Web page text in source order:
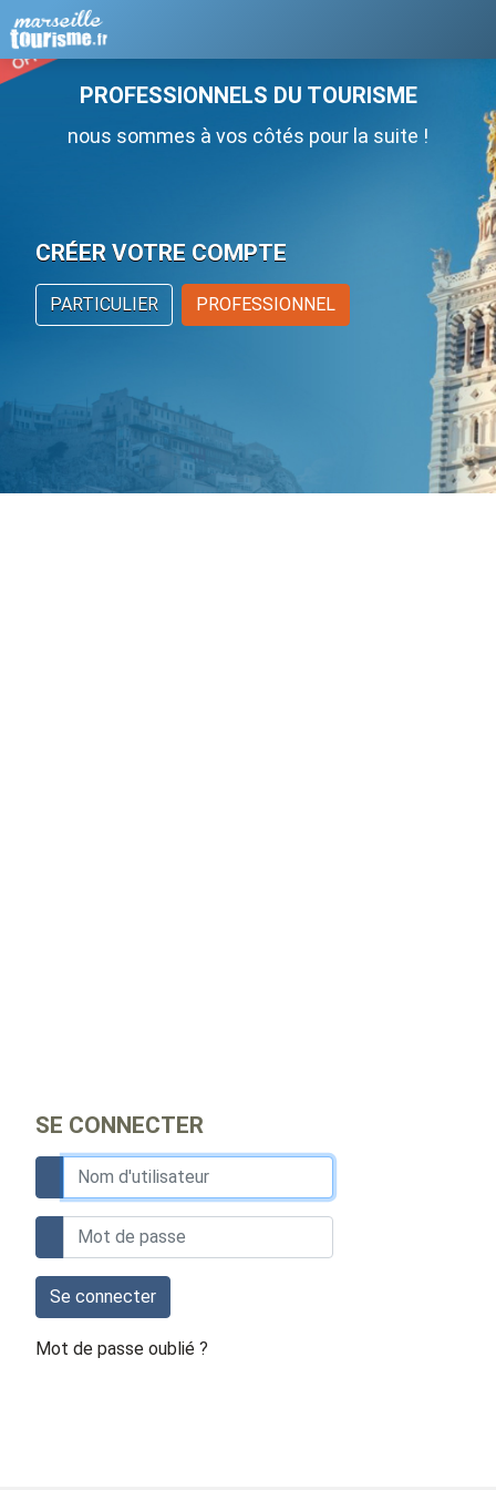
PROFESSIONNELS DU TOURISME
nous sommes à vos côtés pour la suite !
CRÉER VOTRE COMPTE
PARTICULIER PROFESSIONNEL
SE CONNECTER
Se connecter
Mot de passe oublié ?